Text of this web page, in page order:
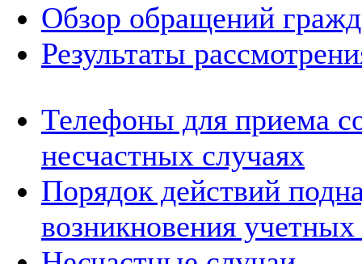
Обзор обращений
Результаты
Телефоны для приема
несчастных случаях
Порядок действий
возникновения